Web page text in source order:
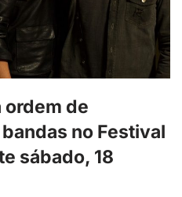
ordem de
no Festival
sábado, 18